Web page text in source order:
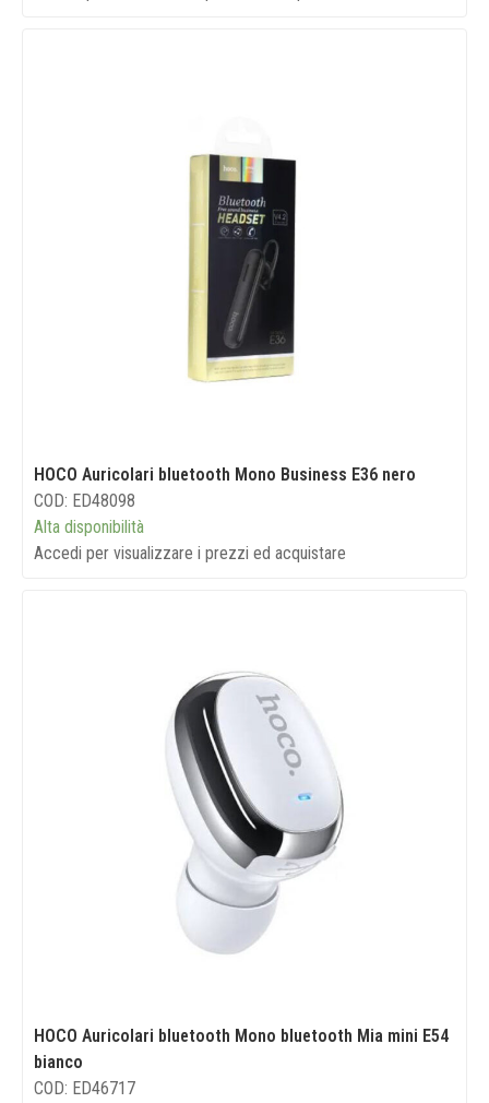
HOCO Auricolari bluetooth Mono Business E36 nero
COD: ED48098
Alta disponibilità
Accedi per visualizzare i prezzi ed acquistare
HOCO Auricolari bluetooth Mono bluetooth Mia mini E54
bianco
COD: ED46717